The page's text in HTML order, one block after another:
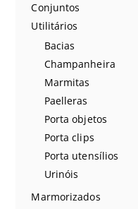
Conjuntos
Utilitários
Bacias
Champanheira
Marmitas
Paelleras
Porta objetos
Porta clips
Porta utensílios
Urinóis
Marmorizados